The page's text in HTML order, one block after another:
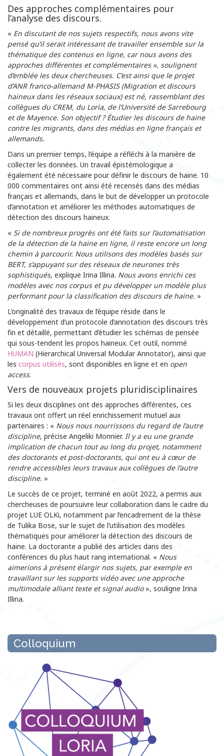
Des approches complémentaires pour
l’analyse des discours.
« En discutant de nos sujets respectifs, nous avons vite
pensé qu’il serait intéressant de travailler ensemble sur la
thématique des contenus en ligne, car nous avons des
approches différentes etcomplémentaires », soulignent
d’emblée les deux chercheuses. C’est ainsi que le projet
d’ANR franco-allemand M-PHASIS (Migration et discours
haineux dans les réseaux sociaux) est né, rassemblant des
collègues du CREM, du Loria, de l’Université de Sarrebourg
et de Mayence. Son objectif ? Étudier les discours de haine
contre les migrants, dans des médias en ligne français et
allemands.
Dans un premier temps, l’équipe a réfléchi à la manière de
collecter les données. Un travail épistémologique a
également été nécessaire pour définir le discours de haine. 10
000 commentaires ont ainsi été recensés dans des médias
français et allemands, dans le but de développer un protocole
d’annotation et améliorer les méthodes automatiques de
détection des discours haineux.
« Si de nombreux progrès ontétéfaits sur l’automatisation
de la détection de la haine en ligne, il reste encore un long
chemin à parcourir. Nous utilisons des modèles basés sur
BERT, s’appuyant sur des réseaux de neurones très
sophistiqués, explique Irina Illina. Nous avons enrichi ces
modèles avec nos corpus et pu développer un modèle plus
performant pour la classification des discours de haine. »
L’originalité des travaux de l’équipe réside dans le
développement d’un protocole d’annotation des discours très
fin et détaillé, permettant d’étudier les schémas de pensée
qui sous-tendent les propos haineux. Cet outil, nommé
HUMAN (Hierarchical Universal Modular Annotator), ainsi que
les corpus utilisés, sont disponibles en ligne et en open
access.
Vers de nouveaux projets pluridisciplinaires
Si les deux disciplines ont des approches différentes, ces
travaux ont offert un réel enrichissement mutuel aux
partenaires : « Nous nous nourrissons du regard de l’autre
discipline, précise Angeliki Monnier. Il y a eu une grande
implication de chacun tout au long du projet, notamment
des doctorants et post-doctorants, qui ont eu à cœur de
rendre accessibles leurs travaux aux collègues de l’autre
discipline. »
Le succès de ce projet, terminé en août 2022, a permis aux
chercheuses de poursuivre leur collaboration dans le cadre du
projet LUE OLKi, notamment par l’encadrement de la thèse
de Tulika Bose, sur le sujet de l’utilisation des modèles
thématiques pour améliorer la détection des discours de
haine. La doctorante a publié des articles dans des
conférences du plus haut rang international. « Nous
aimerions à présent élargir nos sujets, par exemple en
travaillant sur les supports vidéo avec une approche
multimodale alliant texte et signal audio », souligne Irina
Illina.
Colloquium